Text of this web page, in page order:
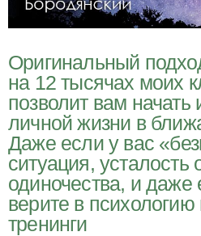
Оригинальный
на 12 тысячах моих
позволит вам начать
личной жизни в
Даже если у вас
ситуация,
одиночества, и даже
верите в
тренинги